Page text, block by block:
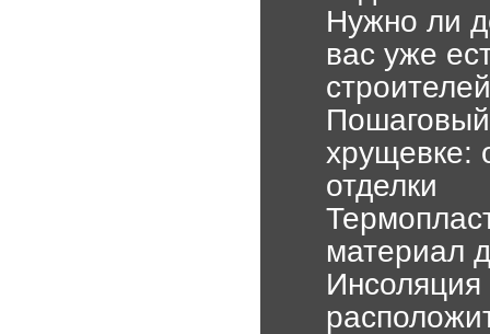
Нужно ли
вас уже
строителей
хрущевке:
отделки
материал